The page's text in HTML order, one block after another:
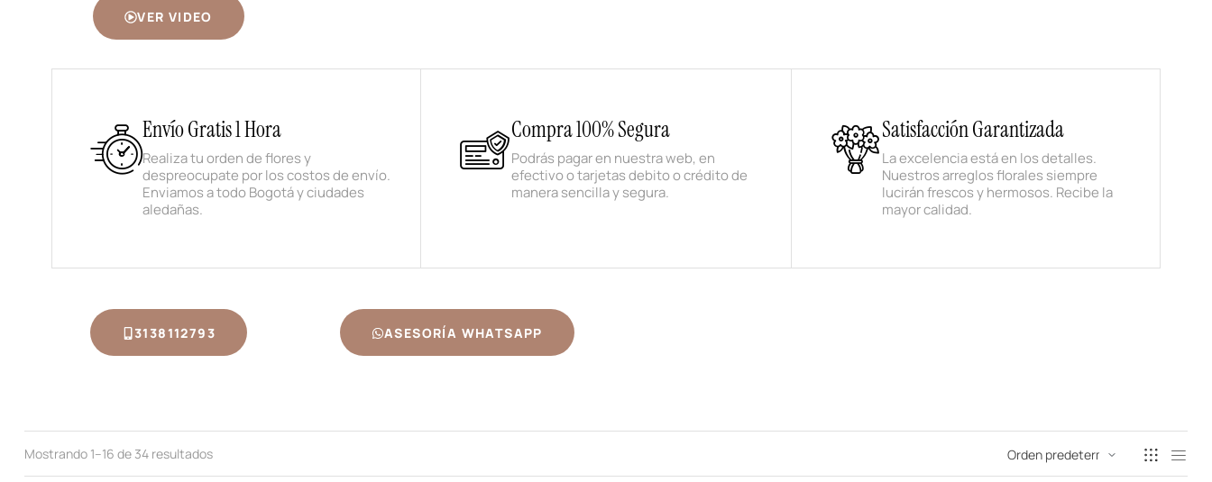
VER VIDEO
Envío Gratis 1 Hora
Realiza tu orden de flores y
despreocupate por los costos de envío.
Enviamos a todo Bogotá y ciudades
aledañas.
Compra 100% Segura
Podrás pagar en nuestra web, en
efectivo o tarjetas debito o crédito de
manera sencilla y segura.
Satisfacción Garantizada
La excelencia está en los detalles.
Nuestros arreglos florales siempre
lucirán frescos y hermosos. Recibe la
mayor calidad.
3138112793 ASESORÍA WHATSAPP
Mostrando 1–16 de 34 resultados